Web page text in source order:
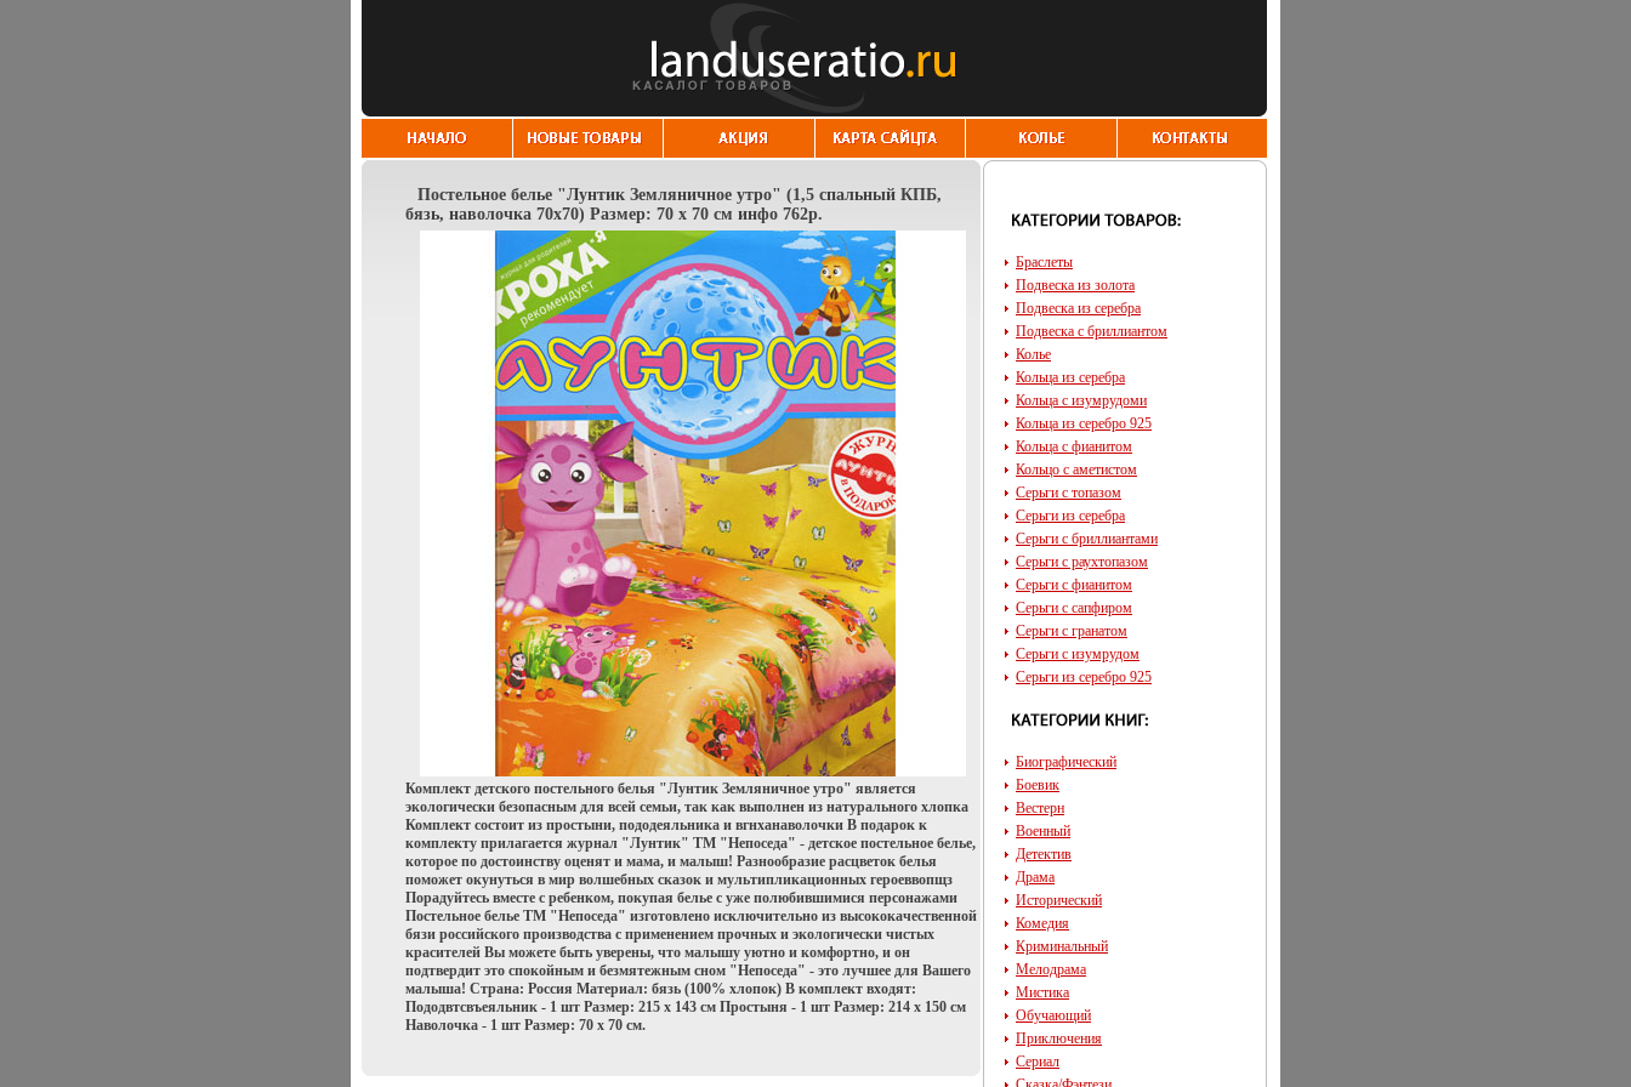
Постельное белье "Лунтик Земляничное утро" (1,5 спальный КПБ,
бязь, наволочка 70х70) Размер: 70 х 70 см инфо 762p.
Комплект детского постельного белья "Лунтик Земляничное утро" является
экологически безопасным для всей семьи, так как выполнен из натурального хлопка
Комплект состоит из простыни, пододеяльника и вгнханаволочки В подарок к
комплекту прилагается журнал "Лунтик" ТМ "Непоседа" - детское постельное белье,
которое по достоинству оценят и мама, и малыш! Разнообразие расцветок белья
поможет окунуться в мир волшебных сказок и мультипликационных героеввопщз
Порадуйтесь вместе с ребенком, покупая белье с уже полюбившимися персонажами
Постельное белье ТМ "Непоседа" изготовлено исключительно из высококачественной
бязи российского производства с применением прочных и экологически чистых
красителей Вы можете быть уверены, что малышу уютно и комфортно, и он
подтвердит это спокойным и безмятежным сном "Непоседа" - это лучшее для Вашего
малыша! Страна: Россия Материал: бязь (100% хлопок) В комплект входят:
Пододвтсвъеяльник - 1 шт Размер: 215 х 143 см Простыня - 1 шт Размер: 214 х 150 см
Наволочка - 1 шт Размер: 70 х 70 см.
Браслеты
Подвеска из золота
Подвеска из серебра
Подвеска с бриллиантом
Колье
Кольца из серебра
Кольца с изумрудоми
Кольца из серебро 925
Кольца с фианитом
Кольцо с аметистом
Серьги с топазом
Серьги из серебра
Серьги с бриллиантами
Серьги с раухтопазом
Серьги с фианитом
Серьги с сапфиром
Серьги с гранатом
Серьги с изумрудом
Серьги из серебро 925
Биографический
Боевик
Вестерн
Военный
Детектив
Драма
Исторический
Комедия
Криминальный
Мелодрама
Мистика
Обучающий
Приключения
Сериал